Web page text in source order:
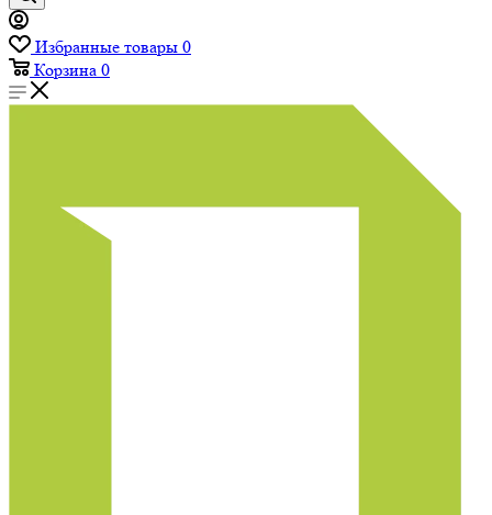
Избранные товары 0
Корзина 0